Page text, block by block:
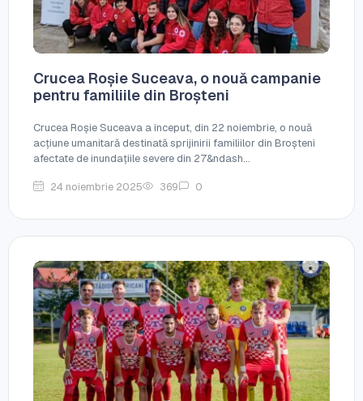
Crucea Roșie Suceava, o nouă campanie
pentru familiile din Broșteni
Crucea Roșie Suceava a început, din 22 noiembrie, o nouă
acțiune umanitară destinată sprijinirii familiilor din Broșteni
afectate de inundațiile severe din 27&ndash...
24 noiembrie 2025 369 0